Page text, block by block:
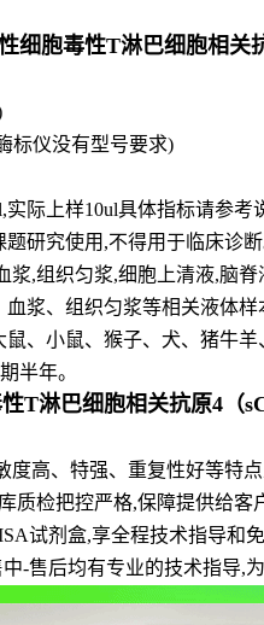
细胞毒性T淋巴细胞相关
标仪没有型号要求)
,实际上样10ul具体指标请参考
研究使用,不得用于临床诊
浆,组织匀浆,细胞上清液,脑
血浆、组织匀浆等相关液体样
鼠、小鼠、猴子、犬、猪牛
半年。
T淋巴细胞相关抗原4（
度高、特强、重复性好等特
质检把控严格,保障提供给
试剂盒,享全程技术指导和
-售后均有专业的技术指导,